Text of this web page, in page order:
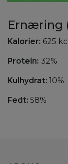
Ernæring
Kalorier: 625
Protein: 32%
Kulhydrat: 10%
Fedt: 58%